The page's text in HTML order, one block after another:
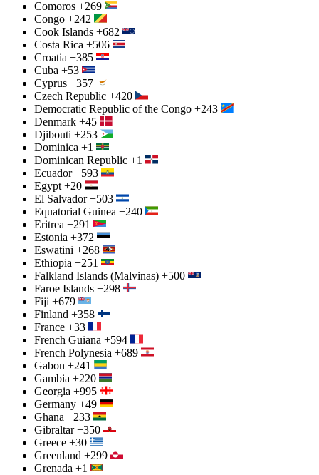
Comoros +269
Congo +242
Cook Islands +682
Costa Rica +506
Croatia +385
Cuba +53
Cyprus +357
Czech Republic +420
Democratic Republic of the Congo +243
Denmark +45
Djibouti +253
Dominica +1
Dominican Republic +1
Ecuador +593
Egypt +20
El Salvador +503
Equatorial Guinea +240
Eritrea +291
Estonia +372
Eswatini +268
Ethiopia +251
Falkland Islands (Malvinas) +500
Faroe Islands +298
Fiji +679
Finland +358
France +33
French Guiana +594
French Polynesia +689
Gabon +241
Gambia +220
Georgia +995
Germany +49
Ghana +233
Gibraltar +350
Greece +30
Greenland +299
Grenada +1